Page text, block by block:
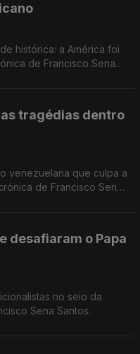
histórica: a América foi
de Francisco Sena
tragédias dentro
venezuelana que culpa a
de Francisco Sena
desafiaram o Papa
no seio da
Sena Santos.